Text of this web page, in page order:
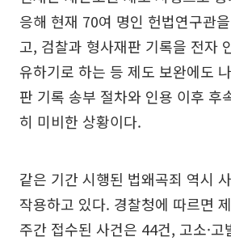
응해 현재 70여 명인 헌법연구관
고, 검찰과 형사재판 기록을 전자
유하기로 하는 등 제도 보완에도
판 기록 송부 절차와 인용 이후 후
히 미비한 상황이다.
같은 기간 시행된 법왜곡죄 역시
작용하고 있다. 경찰청에 따르면
주간 접수된 사건은 44건, 고소·